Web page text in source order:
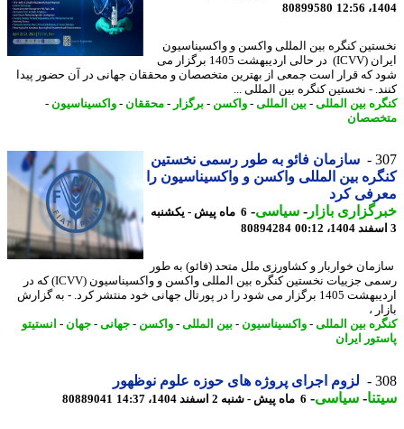
80899580
کنگره بین المللی واکسن و واکسیناسیون
ایران (ICVV) در حالی اردیبهشت 1405 برگزار می
که قرار است جمعی از بهترین متخصصان و محققان جهانی در آن حضور پیدا
- نخستین کنگره بین المللی ...
بین المللی-بین المللی-واکسن-برگزار - محققان-واکسیناسیون-
سازمان فائو به طور رسمی نخستین
بین المللی واکسن و واکسیناسیون را
کرد
بازار- سیاسی-
6 ماه پیش - یکشنبه
80894284
خواربار و کشاورزی ملل متحد (فائو) به طور
رسمی جزییات نخستین کنگره بین المللی واکسن و واکسیناسیون (ICVV) که در
اردیبهشت 1405 برگزار می شود را در پورتال جهانی خود منتشر کرد. - به گزارش
،
بین المللی-واکسیناسیون-بین المللی-واکسن-جهانی-جهان-انستیتو
ایران
لزوم اجرای پروژه های حوزه علوم نوظهور
-سیاسی-6 ماه پیش - شنبه 2 اسفند 1404، 14:37 80889041